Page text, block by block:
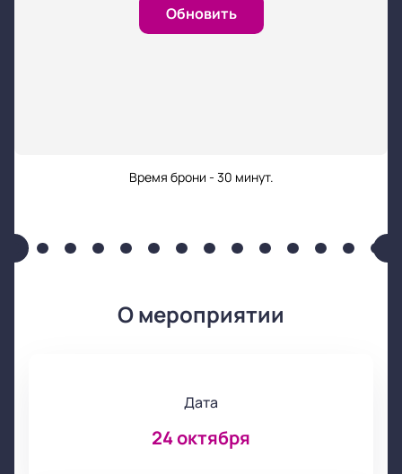
Обновить
Время брони - 30 минут.
О мероприятии
Дата
24 октября